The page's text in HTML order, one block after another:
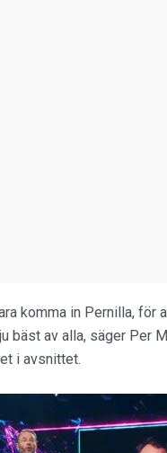
komma in Pernilla, för
bäst av alla, säger Per
i avsnittet.